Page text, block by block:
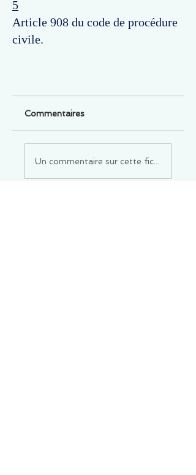
5
Article 908 du code de procédure
civile.
Commentaires
Un commentaire sur cette fiche ou cet